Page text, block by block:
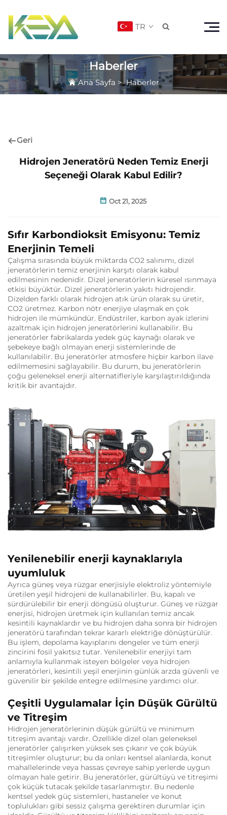
TR 
Haberler
Ana Sayfa >Haberler
Geri
Hidrojen Jeneratörü Neden Temiz Enerji
Seçeneği Olarak Kabul Edilir?
Oct 21, 2025
Sıfır Karbondioksit Emisyonu: Temiz
Enerjinin Temeli
Çalışma sırasında büyük miktarda CO2 salınımı, dizel
jeneratörlerin temiz enerjinin karşıtı olarak kabul
edilmesinin nedenidir. Dizel jeneratörlerin küresel ısınmaya
etkisi büyüktür. Dizel jeneratörlerin yakıtı hidrojendir.
Dizelden farklı olarak hidrojen atık ürün olarak su üretir,
CO2 üretmez. Karbon nötr enerjiye ulaşmak en çok
hidrojen ile mümkündür. Endüstriler, karbon ayak izlerini
azaltmak için hidrojen jeneratörlerini kullanabilir. Bu
jeneratörler fabrikalarda yedek güç kaynağı olarak ve
şebekeye bağlı olmayan enerji sistemlerinde de
kullanılabilir. Bu jeneratörler atmosfere hiçbir karbon ilave
edilmemesini sağlayabilir. Bu durum, bu jeneratörlerin
çoğu geleneksel enerji alternatifleriyle karşılaştırıldığında
kritik bir avantajdır.
Yenilenebilir enerji kaynaklarıyla
uyumluluk
Ayrıca güneş veya rüzgar enerjisiyle elektroliz yöntemiyle
üretilen yeşil hidrojeni de kullanabilirler. Bu, kapalı ve
sürdürülebilir bir enerji döngüsü oluşturur. Güneş ve rüzgar
enerjisi, hidrojen üretmek için kullanılan temiz ancak
kesintili kaynaklardır ve bu hidrojen daha sonra bir hidrojen
jeneratörü tarafından tekrar kararlı elektriğe dönüştürülür.
Bu işlem, depolama kayıplarını dengeler ve tüm enerji
zincirini fosil yakıtsız tutar. Yenilenebilir enerjiyi tam
anlamıyla kullanmak isteyen bölgeler veya hidrojen
jeneratörleri, kesintili yeşil enerjinin günlük arzda güvenli ve
güvenilir bir şekilde entegre edilmesine yardımcı olur.
Çeşitli Uygulamalar İçin Düşük Gürültü
ve Titreşim
Hidrojen jeneratörlerinin düşük gürültü ve minimum
titreşim avantajı vardır. Özellikle dizel olan geleneksel
jeneratörler çalışırken yüksek ses çıkarır ve çok büyük
titreşimler oluşturur; bu da onları kentsel alanlarda, konut
mahallelerinde veya hassas çevreye sahip yerlerde uygun
olmayan hale getirir. Bu jeneratörler, gürültüyü ve titreşimi
çok küçük tutacak şekilde tasarlanmıştır. Bu nedenle
kentsel yedek güç sistemleri, hastaneler ve konut
toplulukları gibi sessiz çalışma gerektiren durumlar için